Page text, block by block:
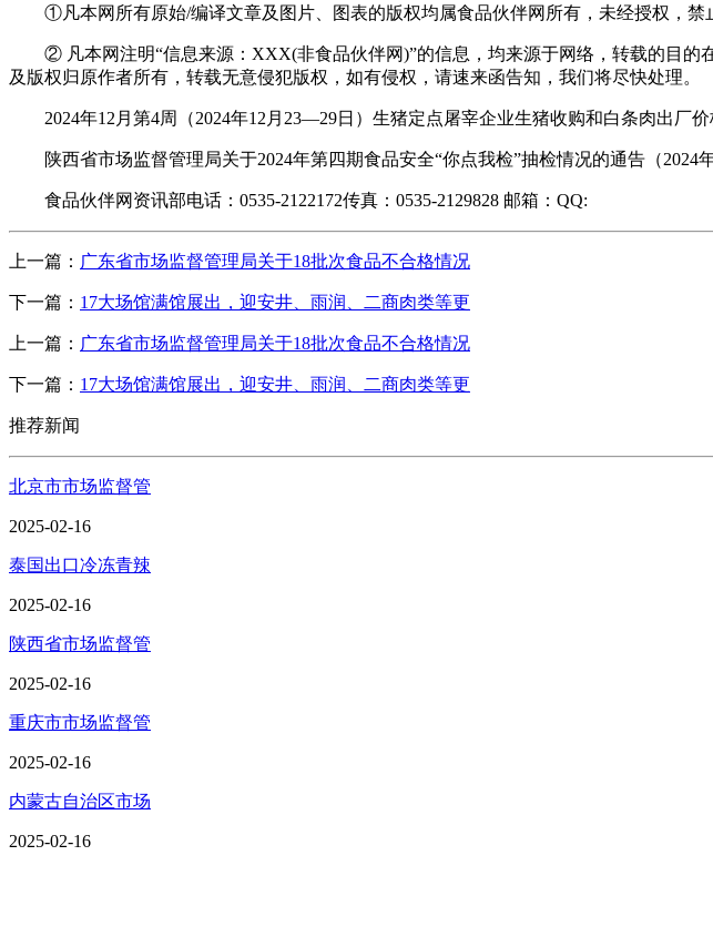
①凡本网所有原始/编译文章及图片、图表的版权均属食品伙伴网所有，未经授权，禁
② 凡本网注明“信息来源：XXX(非食品伙伴网)”的信息，均来源于网络，转载的目的
及版权归原作者所有，转载无意侵犯版权，如有侵权，请速来函告知，我们将尽快处理。
2024年12月第4周（2024年12月23—29日）生猪定点屠宰企业生猪收购和白条肉出厂价
陕西省市场监督管理局关于2024年第四期食品安全“你点我检”抽检情况的通告（2024年
食品伙伴网资讯部电话：0535-2122172传真：0535-2129828 邮箱：QQ:
上一篇： 广东省市场监督管理局关于18批次食品不合格情况
下一篇： 17大场馆满馆展出，迎安井、雨润、二商肉类等更
上一篇： 广东省市场监督管理局关于18批次食品不合格情况
下一篇： 17大场馆满馆展出，迎安井、雨润、二商肉类等更
推荐新闻
北京市市场监督管
2025-02-16
泰国出口冷冻青辣
2025-02-16
陕西省市场监督管
2025-02-16
重庆市市场监督管
2025-02-16
内蒙古自治区市场
2025-02-16